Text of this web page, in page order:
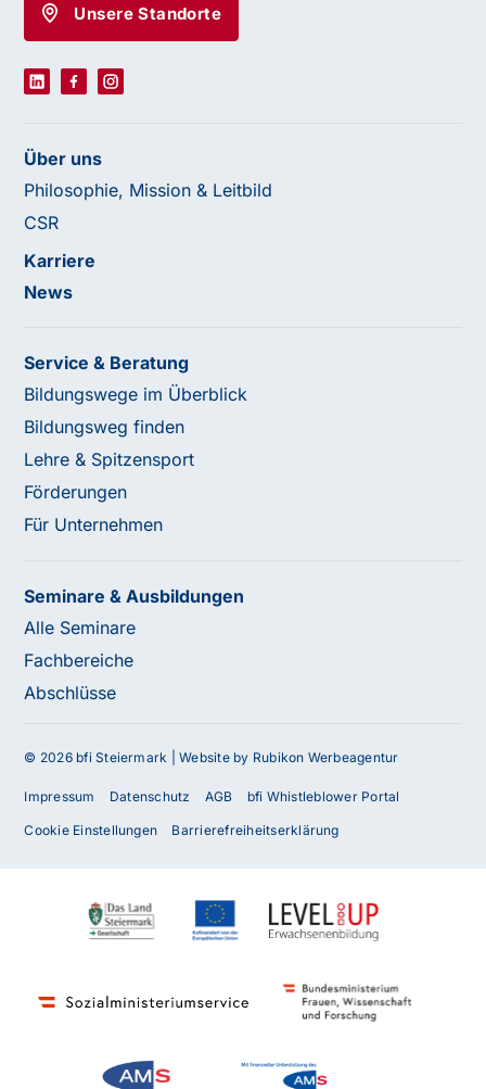
Unsere Standorte
Über uns
Philosophie, Mission & Leitbild
CSR
Karriere
News
Service & Beratung
Bildungswege im Überblick
Bildungsweg finden
Lehre & Spitzensport
Förderungen
Für Unternehmen
Seminare & Ausbildungen
Alle Seminare
Fachbereiche
Abschlüsse
© 2026 bfi Steiermark |Website by Rubikon Werbeagentur
Impressum Datenschutz AGB bfi Whistleblower Portal
Cookie Einstellungen Barrierefreiheitserklärung